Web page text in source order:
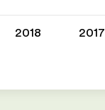
2017
2018